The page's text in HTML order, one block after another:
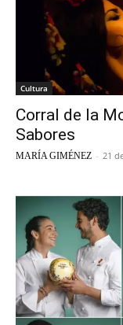
Cultura
Corral de la
Sabores
MARÍA GIMÉNEZ - 21